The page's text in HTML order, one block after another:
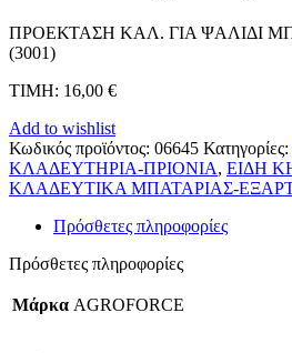
ΠΡΟΕΚΤΑΣΗ ΚΑΛ. ΓΙΑ ΨΑΛΙΔΙ
(3001)
ΤΙΜΗ: 16,00 €
Add to wishlist
Κωδικός προϊόντος: 06645 Κατηγορίες:
ΚΛΑΔΕΥΤΗΡΙΑ-ΠΡΙΟΝΙΑ, ΕΙΔΗ
ΚΛΑΔΕΥΤΙΚΑ ΜΠΑΤΑΡΙΑΣ-
Πρόσθετες πληροφορίες
Πρόσθετες πληροφορίες
Μάρκα AGROFORCE